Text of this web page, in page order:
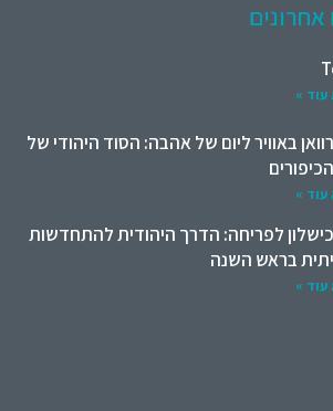
»
באוויר ליום של אהבה: הסוד היהודי של
»
לפריחה: הדרך היהודית להתחדשות
בראש השנה
»